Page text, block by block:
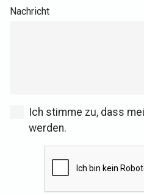
Nachricht
Ich stimme zu, dass
werden.